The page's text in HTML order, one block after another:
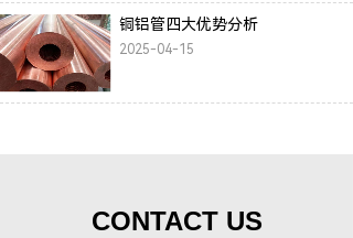
铜铝管四大优势分析
2025-04-15
CONTACT US